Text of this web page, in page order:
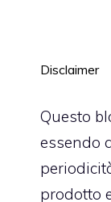
Disclaimer
Questo
essendo
prodotto